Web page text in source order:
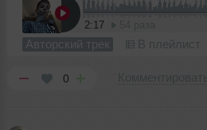
2:17
Авторский трек В плейлист
0